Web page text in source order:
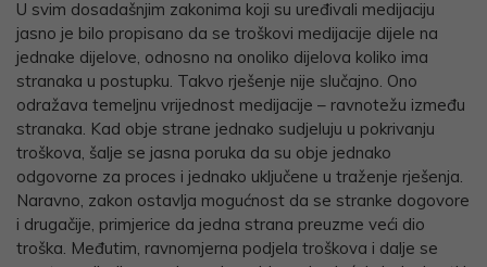
U svim dosadašnjim zakonima koji su uređivali medijaciju
jasno je bilo propisano da se troškovi medijacije dijele na
jednake dijelove, odnosno na onoliko dijelova koliko ima
stranaka u postupku. Takvo rješenje nije slučajno. Ono
odražava temeljnu vrijednost medijacije – ravnotežu između
stranaka. Kad obje strane jednako sudjeluju u pokrivanju
troškova, šalje se jasna poruka da su obje jednako
odgovorne za proces i jednako uključene u traženje rješenja.
Naravno, zakon ostavlja mogućnost da se stranke dogovore
i drugačije, primjerice da jedna strana preuzme veći dio
troška. Međutim, ravnomjerna podjela troškova i dalje se